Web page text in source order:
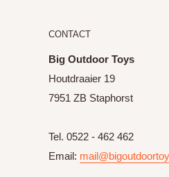
CONTACT
Big Outdoor Toys
Houtdraaier 19
7951 ZB Staphorst
Tel. 0522 - 462 462
Email: